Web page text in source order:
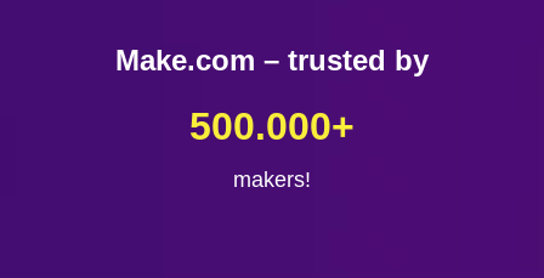
Make.com – trusted by
makers!
500.000+